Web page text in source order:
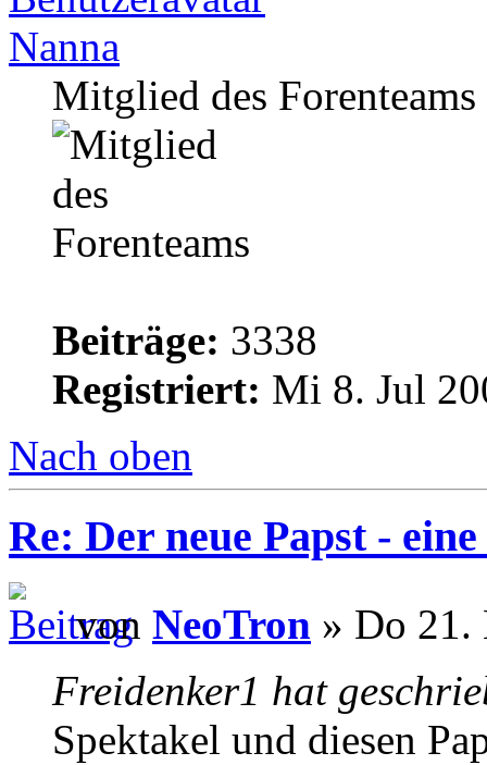
Nanna
Mitglied des Forenteams
Beiträge: 3338
Registriert: Mi 8. Jul
Nach oben
Re: Der neue Papst -
von NeoTron » Do 21.
Freidenker1 hat
Spektakel und diesen